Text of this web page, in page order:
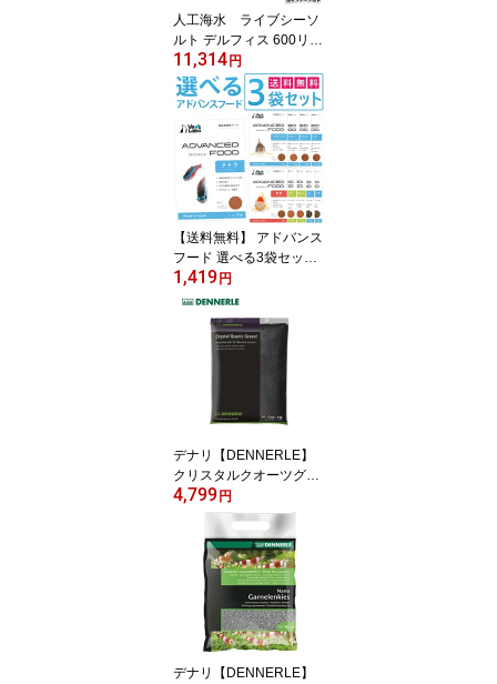
人工海水 ライブシーソ
ルト デルフィス 600リッ
トル用 [K] アクアリウ
ム
11,314 円
【送料無料】 アドバンス
フード 選べる3袋セット
【Vet's Labo】 観賞魚 フ
ード エサ えさ 餌 ごはん
グッピー テトラ カラシ
ン シクリッド ベタ コリ
ドラス プレコ シュリン
プ 金魚 めだか メダカ ア
スタキサンチン配合 【メ
ール便配送】
1,419 円
デナリ【DENNERLE】
クリスタルクオーツグラ
ベル ダイヤモンドブラッ
ク 5kg グラーベル セラ
ミックサンド 底床材 水
槽 アクアリウム
4,799 円
デナリ【DENNERLE】